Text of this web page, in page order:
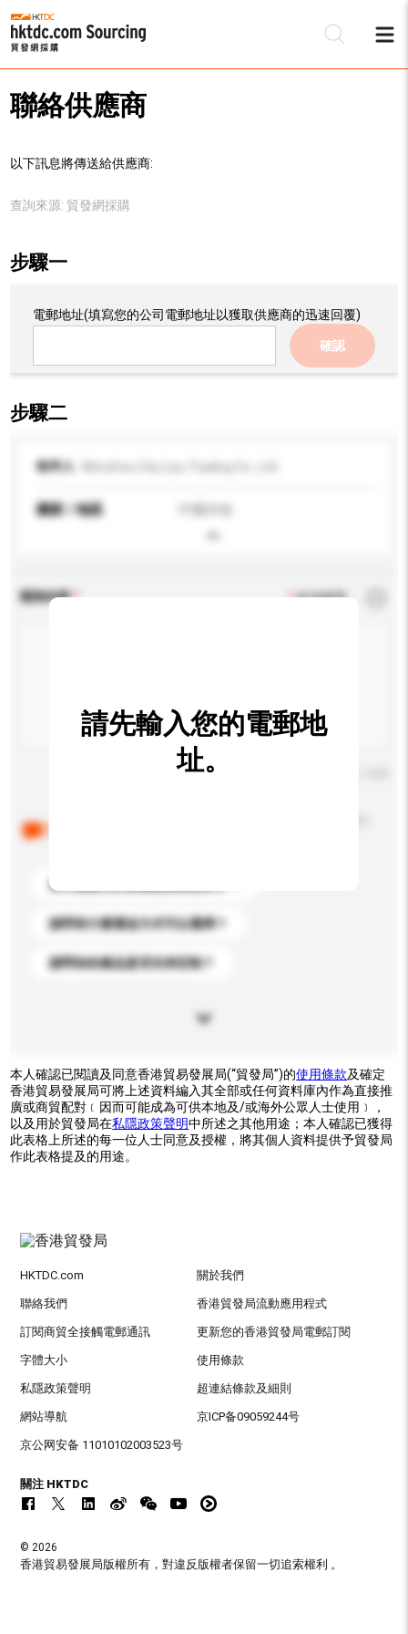
聯絡供應商
以下訊息將傳送給供應商:
查詢來源: 貿發網採購
步驟一
電郵地址(填寫您的公司電郵地址以獲取供應商的迅速回覆)
確認
步驟二
收件人
國家 / 地區
查詢內容 *必須填寫
你們能提供的最優惠價格是多少？
請問有什麼運送方式可以選擇？
請問你的產品是否支持定制？
請先輸入您的電郵地
址。
本人確認已閱讀及同意香港貿易發展局(“貿發局”)的使用條款及確定
香港貿易發展局可將上述資料編入其全部或任何資料庫內作為直接推
廣或商貿配對﹝因而可能成為可供本地及/或海外公眾人士使用﹞，
以及用於貿發局在私隱政策聲明中所述之其他用途；本人確認已獲得
此表格上所述的每一位人士同意及授權，將其個人資料提供予貿發局
作此表格提及的用途。
HKTDC.com 關於我們
聯絡我們 香港貿發局流動應用程式
訂閱商貿全接觸電郵通訊 更新您的香港貿發局電郵訂閱
字體大小 使用條款
私隱政策聲明 超連結條款及細則
網站導航 京ICP备09059244号
京公网安备 11010102003523号
關注 HKTDC
© 2026
香港貿易發展局版權所有，對違反版權者保留一切追索權利 。